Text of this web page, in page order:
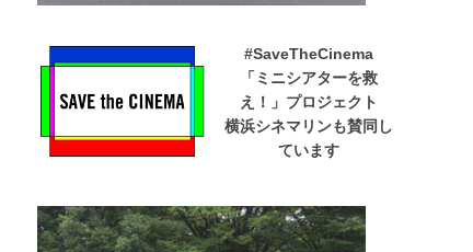
#SaveTheCinema
「ミニシアターを救
え！」プロジェクト
横浜シネマリンも賛同し
ています